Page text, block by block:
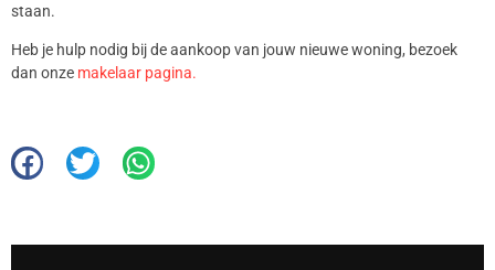
staan.
Heb je hulp nodig bij de aankoop van jouw nieuwe woning, bezoek
dan onze makelaar pagina.